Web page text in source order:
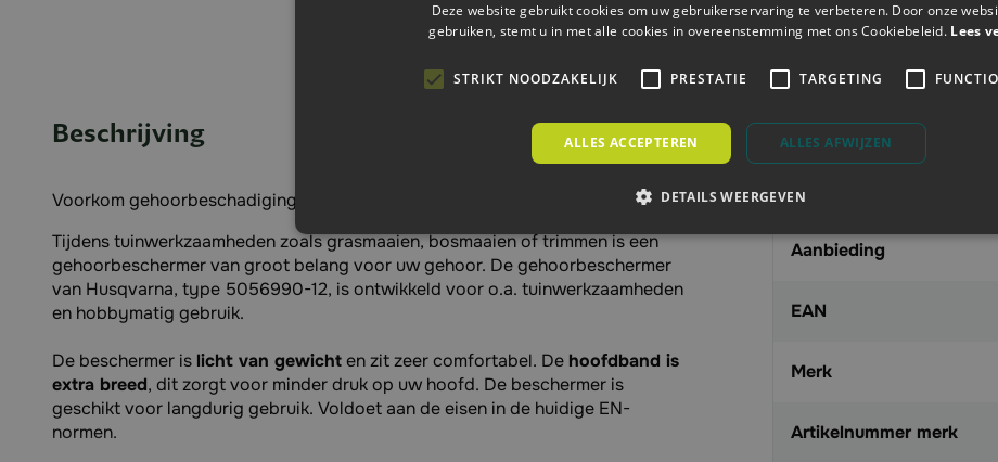
Beschrijving
Voorkom gehoorbeschadiging, draag een gehoorbeschermer.
Tijdens tuinwerkzaamheden zoals grasmaaien, bosmaaien of trimmen is een
gehoorbeschermer van groot belang voor uw gehoor. De gehoorbeschermer
van Husqvarna, type 5056990-12, is ontwikkeld voor o.a. tuinwerkzaamheden
en hobbymatig gebruik.
De beschermer is licht van gewichten zit zeer comfortabel. De hoofdband is
extra breed, dit zorgt voor minder druk op uw hoofd. De beschermer is
geschikt voor langdurig gebruik. Voldoet aan de eisen in de huidige EN-
normen.
Specificaties
Artikelnummer
Aanbieding
EAN
Merk
Artikelnummer merk
Deze website gebruikt cookies om uw gebruikerservaring te verbeteren. Door onze
gebruiken, stemt u in met alle cookies in overeenstemming met ons Cookiebeleid. Lees
STRIKT NOODZAKELIJK PRESTATIE TARGETING
ALLES ACCEPTEREN ALLES AFWIJZEN
DETAILS WEERGEVEN